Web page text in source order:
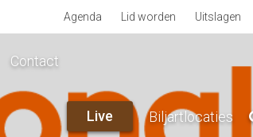
Agenda Lid worden Uitslagen
Contact
Live Biljartlocaties